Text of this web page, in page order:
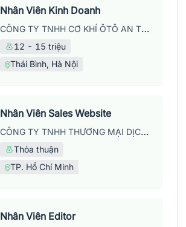
Nhân Viên Kinh Doanh
CÔNG TY TNHH CƠ KHÍ ÔTÔ AN THÁI
12 - 15 triệu
Thái Bình, Hà Nội
Nhân Viên Sales Website
CÔNG TY TNHH THƯƠNG MẠI DỊCH VỤ WEB IDEAS
Thỏa thuận
TP. Hồ Chí Minh
Nhân Viên Editor